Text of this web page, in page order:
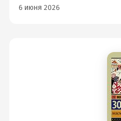
6 июня 2026